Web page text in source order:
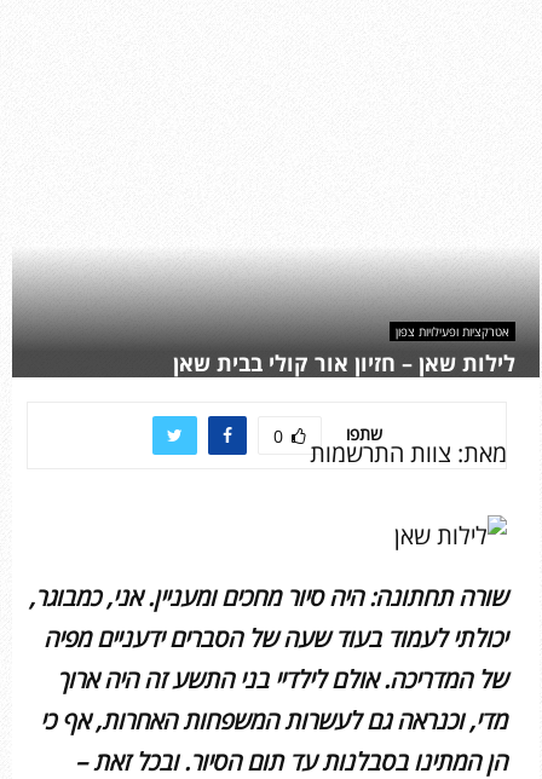
אטרקציות ופעילויות צפון
לילות שאן – חזיון אור קולי בבית שאן
שתפו 0
מאת: צוות התרשמות
שורה תחתונה: היה סיור מחכים ומעניין. אני, כמבוגר,
יכולתי לעמוד בעוד שעה של הסברים ידעניים מפיה
של המדריכה. אולם לילדיי בני התשע זה היה ארוך
מדי, וכנראה גם לעשרות המשפחות האחרות, אף כי
הן המתינו בסבלנות עד תום הסיור. ובכל זאת –